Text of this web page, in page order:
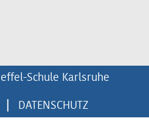
Schule Karlsruhe
DATENSCHUTZ